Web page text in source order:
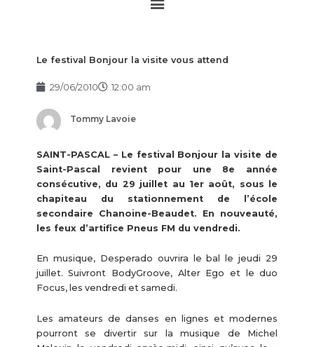
Le festival Bonjour la visite vous attend
29/06/2010 12:00 am
Tommy Lavoie
SAINT-PASCAL – Le festival Bonjour la visite de
Saint-Pascal revient pour une 8e année
consécutive, du 29 juillet au 1er août, sous le
chapiteau du stationnement de l’école
secondaire Chanoine-Beaudet. En nouveauté,
les feux d’artifice Pneus FM du vendredi.
En musique, Desperado ouvrira le bal le jeudi 29
juillet. Suivront BodyGroove, Alter Ego et le duo
Focus, les vendredi et samedi.
Les amateurs de danses en lignes et modernes
pourront se divertir sur la musique de Michel